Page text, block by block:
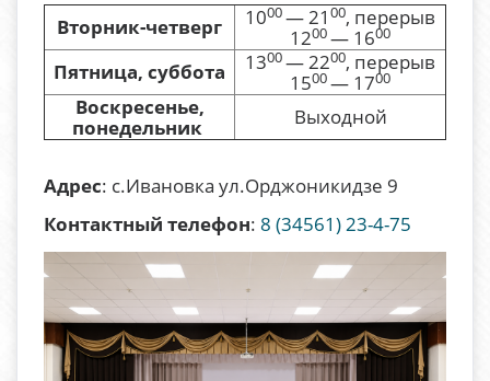
Вторник-четверг 1000— 21 00, перерыв
1200— 1600
Пятница, суббота 1300— 2200, перерыв
1500— 1700
Воскресенье,
понедельник
Выходной
Адрес: с.Ивановка ул.Орджоникидзе 9
Контактный телефон: 8 (34561) 23-4-75